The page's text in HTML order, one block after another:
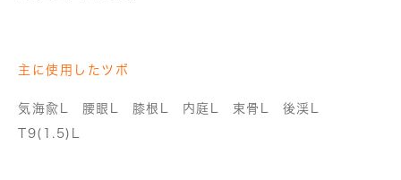
主に使用したツボ
気海兪L 腰眼L 膝根L 内庭L 束骨L 後渓L
T9(1.5)L